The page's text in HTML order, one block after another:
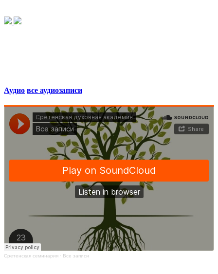
Аудио все аудиозаписи
Сретенская семинария · Все записи